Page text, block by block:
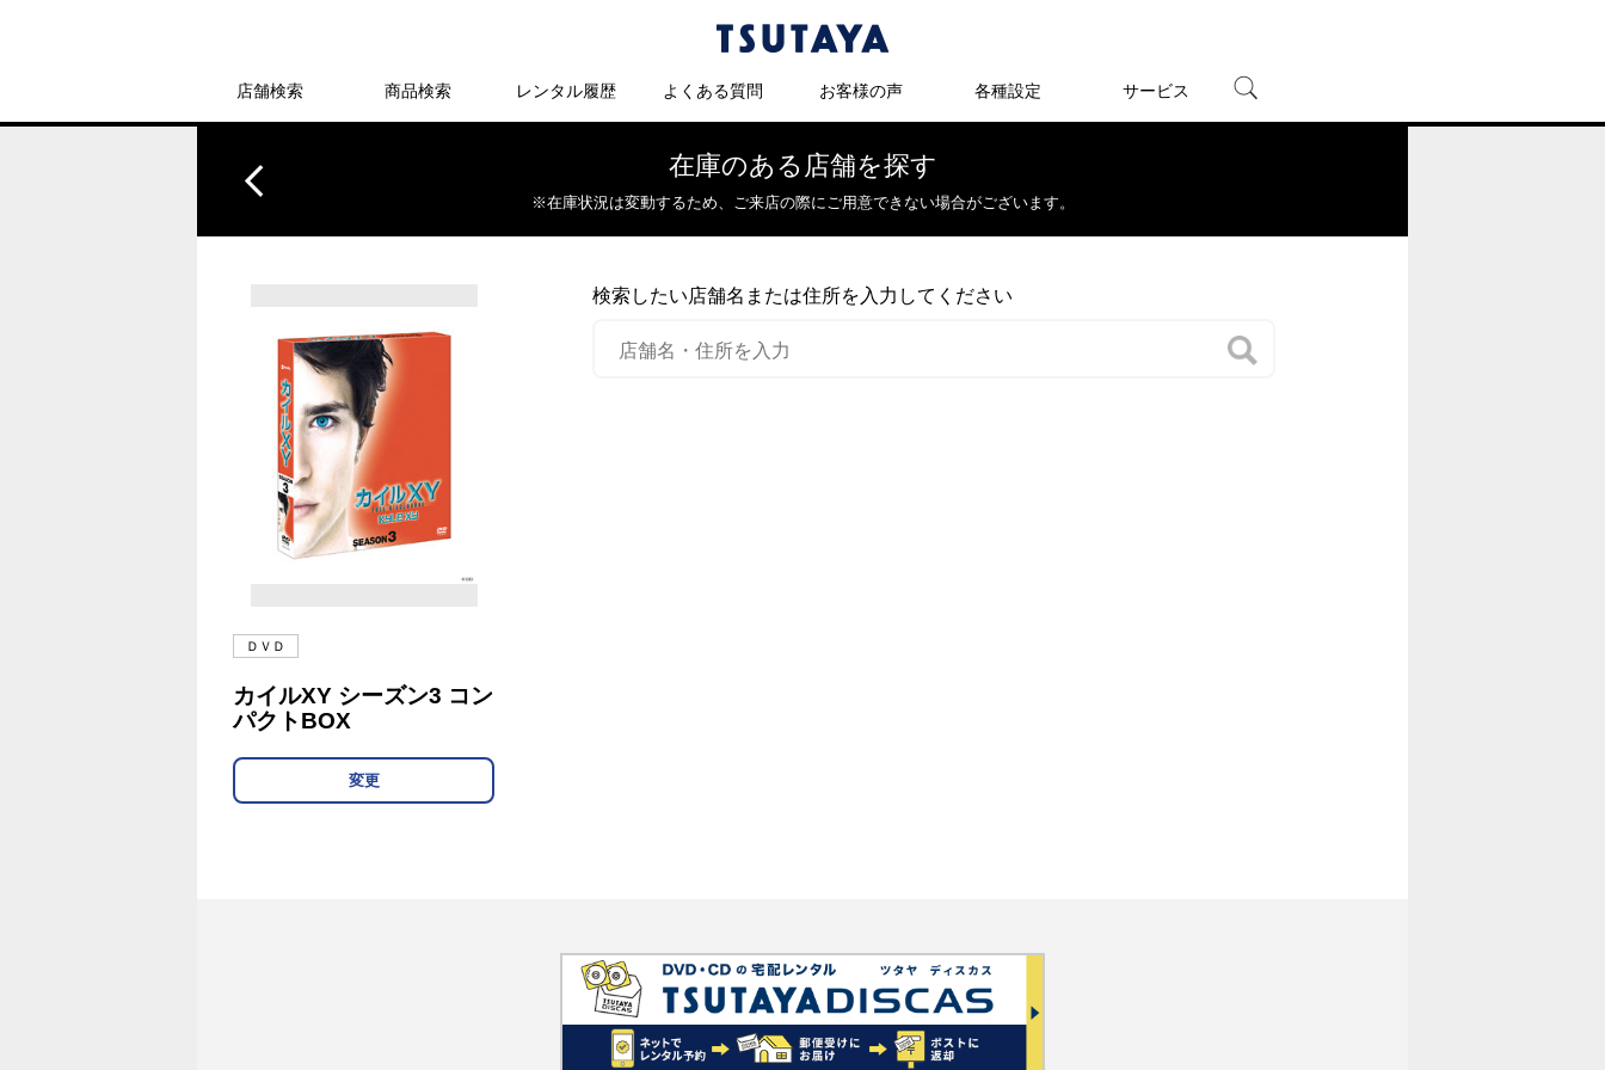
店舗検索 商品検索 レンタル履歴 よくある質問 お客様の声 各種設定 サービス
在庫のある店舗を探す
※在庫状況は変動するため、 ご来店の際にご用意できない場合がございます。
ＤＶＤ
カイルXY シーズン3 コン
パクトBOX
変更
検索したい店舗名または住所を入力してください